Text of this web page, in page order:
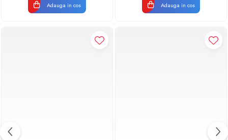
Adauga in cos Adauga in cos